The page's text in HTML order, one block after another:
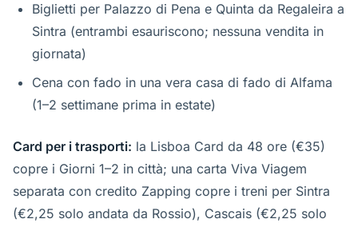
Biglietti per Palazzo di Pena e Quinta da Regaleira a
Sintra (entrambi esauriscono; nessuna vendita in
giornata)
Cena con fado in una vera casa di fado di Alfama
(1–2 settimane prima in estate)
Card per i trasporti: la Lisboa Card da 48 ore (€35)
copre i Giorni 1–2 in città; una carta Viva Viagem
separata con credito Zapping copre i treni per Sintra
(€2,25 solo andata da Rossio), Cascais (€2,25 solo